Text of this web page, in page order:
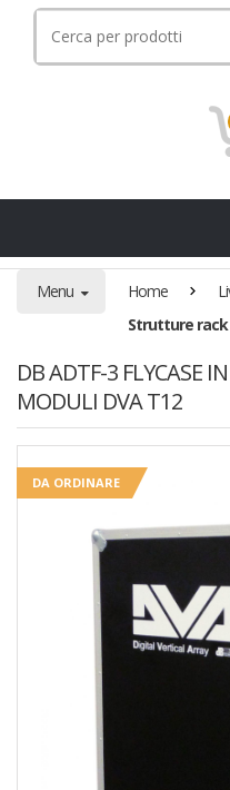
per:
Menu Home
Strutture
DB ADTF-3 FLYCASE
MODULI DVA T12
DA ORDINARE